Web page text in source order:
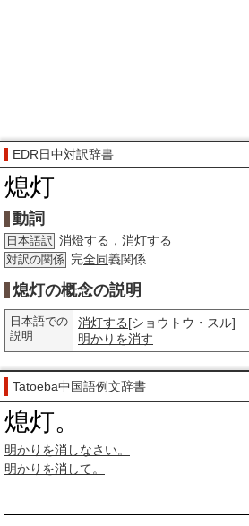
EDR日中対訳辞書
熄灯
動詞
日本語訳 消燈する ， 消灯する
対訳の関係 完全同義関係
熄灯の概念の説明
日本語での
説明
消灯する[ショウトウ・スル]
明かりを消す
Tatoeba中国語例文辞書
熄灯。
明かりを消しなさい。
明かりを消して。